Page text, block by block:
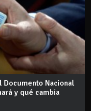
Documento Nacional
y qué cambia